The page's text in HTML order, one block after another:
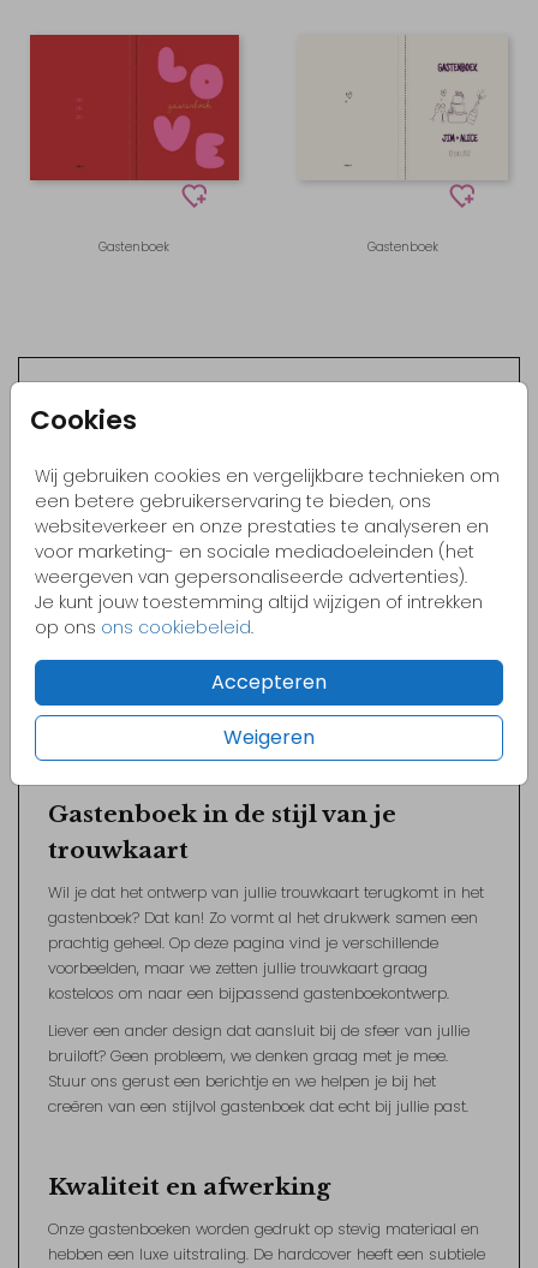
Cookies
Wij gebruiken cookies en vergelijkbare technieken om
een betere gebruikerservaring te bieden, ons
websiteverkeer en onze prestaties te analyseren en
voor marketing- en sociale mediadoeleinden (het
weergeven van gepersonaliseerde advertenties).
Je kunt jouw toestemming altijd wijzigen of intrekken
op ons ons cookiebeleid.
Accepteren
Weigeren
Gastenboek Gastenboek
Uniek gastenboek voor jullie
Een persoonlijk aandenken aan de
mooiste dag van jullie leven
Een gastenboek is een prachtige manier om alle lieve
woorden, felicitaties en herinneringen van jullie gasten te
bewaren. Bij FRITSY vind je gastenboeken die perfect passen
bij jullie trouwstijl. Ontwerp eenvoudig jullie eigen
trouwgastenboek in de stijl van de uitnodiging of laat ons
helpen met een uniek ontwerp op maat.
Gastenboek in de stijl van je
trouwkaart
Wil je dat het ontwerp van jullie trouwkaart terugkomt in het
gastenboek? Dat kan! Zo vormt al het drukwerk samen een
prachtig geheel. Op deze pagina vind je verschillende
voorbeelden, maar we zetten jullie trouwkaart graag
kosteloos om naar een bijpassend gastenboekontwerp.
Liever een ander design dat aansluit bij de sfeer van jullie
bruiloft? Geen probleem, we denken graag met je mee.
Stuur ons gerust een berichtje en we helpen je bij het
creëren van een stijlvol gastenboek dat echt bij jullie past.
Kwaliteit en afwerking
Onze gastenboeken worden gedrukt op stevig materiaal en
hebben een luxe uitstraling. De hardcover heeft een subtiele